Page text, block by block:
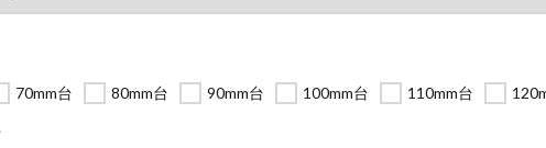
70mm台 80mm台 90mm台 100mm台 110mm台